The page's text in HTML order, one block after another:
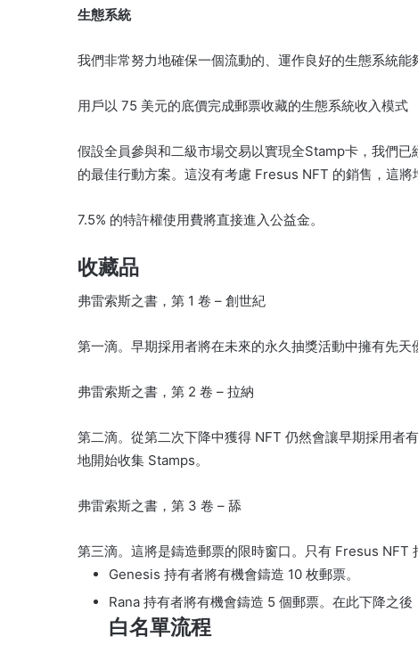
生態系統
我們非常努力地確保一個流動的、運作良好的生態系統能
用戶以 75 美元的底價完成郵票收藏的生態系統收入模式
假設全員參與和二級市場交易以實現全Stamp卡，我們
的最佳行動方案。 這沒有考慮 Fresus NFT 的銷售，這將
7.5% 的特許權使用費將直接進入公益金。
收藏品
弗雷索斯之書，第 1 卷 – 創世紀
第一滴。 早期採用者將在未來的永久抽獎活動中擁有先天
弗雷索斯之書，第 2 卷 – 拉納
第二滴。 從第二次下降中獲得 NFT 仍然會讓早期採用者
地開始收集 Stamps。
弗雷索斯之書，第 3 卷 – 舔
第三滴。 這將是鑄造郵票的限時窗口。
只有 Fresus NFT
Genesis 持有者將有機會鑄造 10 枚郵票。
Rana 持有者將有機會鑄造 5 個郵票。 在此下降之後
白名單流程